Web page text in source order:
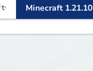
Minecraft 1.21.10